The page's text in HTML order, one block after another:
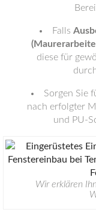
Falls
diese für
Sorgen Sie
nach erfolgter
und PU-
Wir erklären